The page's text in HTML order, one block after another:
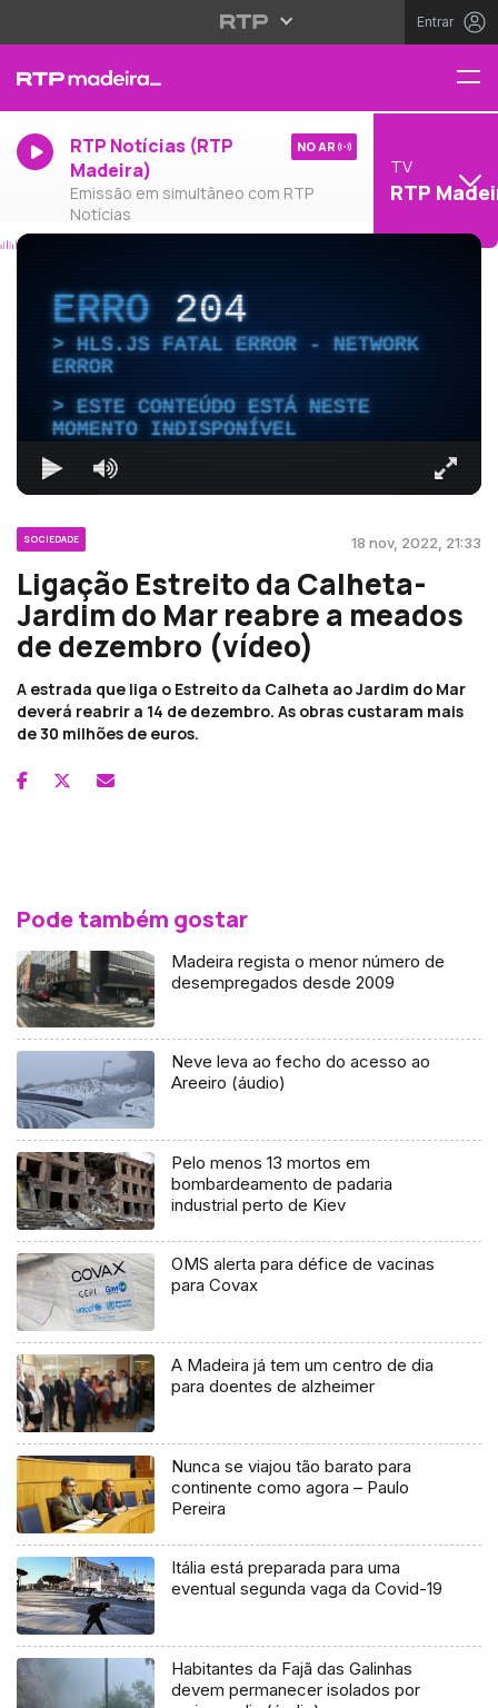
Entrar
RTP Notícias (RTP
Madeira)
Emissão em simultâneo com RTP
Notícias
NO AR
TV
RTP
ERRO204
HLS.JS FATAL ERROR - NETWORK
ERROR
ESTE CONTEÚDO ESTÁ NESTE
MOMENTO INDISPONÍVEL
SOCIEDADE 18 nov, 2022, 21:33
Ligação Estreito da Calheta-
Jardim do Mar reabre a meados
de dezembro (vídeo)
A estrada que liga o Estreito da Calheta ao Jardim do Mar
deverá reabrir a 14 de dezembro. As obras custaram mais
de 30 milhões de euros.
Pode também gostar
Madeira regista o menor número de
desempregados desde 2009
Neve leva ao fecho do acesso ao
Areeiro (áudio)
Pelo menos 13 mortos em
bombardeamento de padaria
industrial perto de Kiev
OMS alerta para défice de vacinas
para Covax
A Madeira já tem um centro de dia
para doentes de alzheimer
Nunca se viajou tão barato para
continente como agora – Paulo
Pereira
Itália está preparada para uma
eventual segunda vaga da Covid-19
Habitantes da Fajã das Galinhas
devem permanecer isolados por